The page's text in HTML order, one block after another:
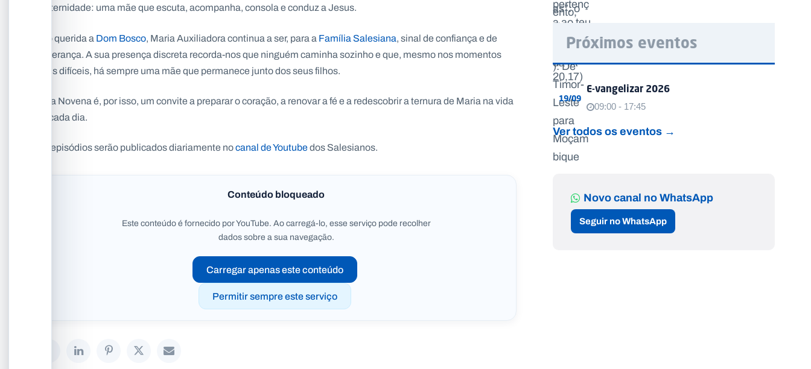
maternidade: uma mãe que escuta, acompanha, consola e conduz a Jesus.
Tão querida aDom Bosco, Maria Auxiliadora continua a ser, para aFamília Salesiana, sinal de confiança e de
esperança. A sua presença discreta recorda-nos que ninguém caminha sozinho e que, mesmo nos momentos
mais difíceis, há sempre uma mãe que permanece junto dos seus filhos.
Esta Novena é, por isso, um convite a preparar o coração, a renovar a fé e a redescobrir a ternura de Maria na vida
de cada dia.
Os episódios serão publicados diariamente nocanal de Youtubedos Salesianos.
Conteúdo bloqueado
Este conteúdo é fornecido por YouTube. Ao carregá-lo, esse serviço pode recolher
dados sobre a sua navegação.
Carregar apenas este conteúdo
Permitir sempre este serviço
Próximos eventos
19/09
E-vangelizar 2026
09:00 - 17:45
Ver todos os eventos →
Novo canal no WhatsApp
Seguir no WhatsApp